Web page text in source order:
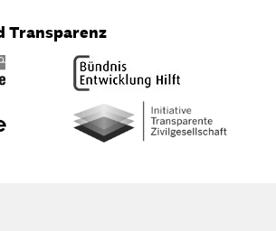
Transparenz